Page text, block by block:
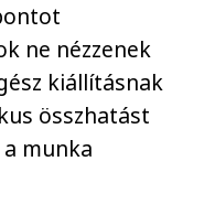
ne nézzenek
kiállításnak
összhatást
munka